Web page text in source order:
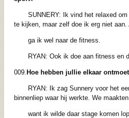
SUNNERY: Ik vind het relaxed om
te kijken, maar zelf doe ik erg niet
ga ik wel naar de fitness.
RYAN: Ook ik doe aan fitness en
009. Hoe hebben jullie elkaar
RYAN: Ik zag Sunnery voor het
binnenliep waar hij werkte. We
want ik wilde daar stage komen